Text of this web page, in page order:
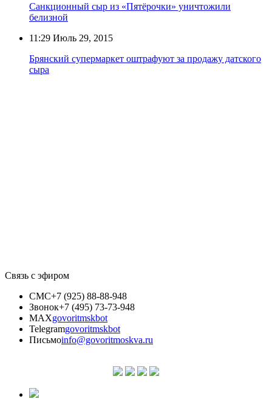
Санкционный сыр из «Пятёрочки» уничтожили
белизной
11:29 Июль 29, 2015
Брянский супермаркет оштрафуют за продажу датского
сыра
Связь с эфиром
СМС+7 (925) 88-88-948
Звонок+7 (495) 73-73-948
MAXgovoritmskbot
Telegramgovoritmskbot
Письмоinfo@govoritmoskva.ru